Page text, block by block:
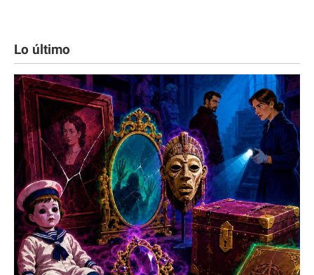
Lo último